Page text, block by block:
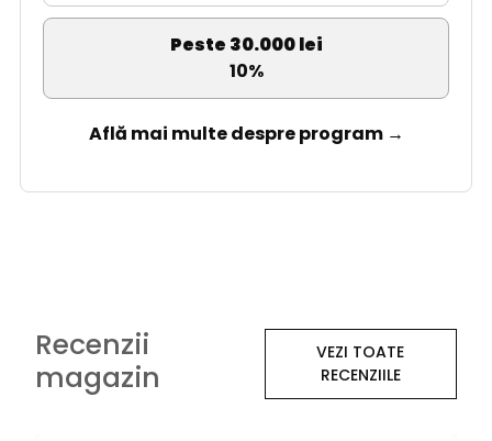
Peste 30.000 lei
10%
Află mai multe despre program →
Recenzii
magazin
VEZI TOATE
RECENZIILE